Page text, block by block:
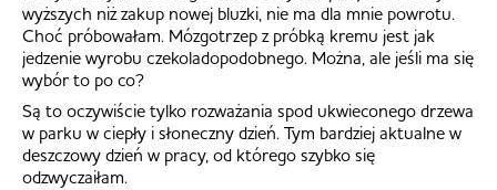
wyższych niż zakup nowej bluzki, nie ma dla mnie powrotu.
Choć próbowałam. Mózgotrzep z próbką kremu jest jak
jedzenie wyrobu czekoladopodobnego. Można, ale jeśli ma się
wybór to po co?
Są to oczywiście tylko rozważania spod ukwieconego drzewa
w parku w ciepły i słoneczny dzień. Tym bardziej aktualne w
deszczowy dzień w pracy, od którego szybko się
odzwyczaiłam.